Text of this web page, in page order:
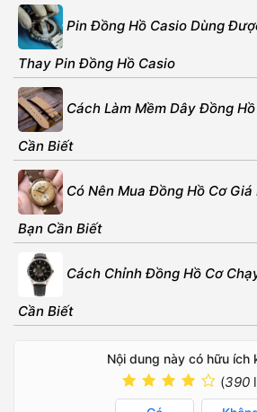
Pin Đồng Hồ Casio Dùng
Thay Pin Đồng Hồ Casio
Cách Làm Mềm Dây Đồng
Cần Biết
Có Nên Mua Đồng Hồ Cơ
Bạn Cần Biết
Cách Chỉnh Đồng Hồ Cơ
Cần Biết
Nội dung này có hữu ích
(390